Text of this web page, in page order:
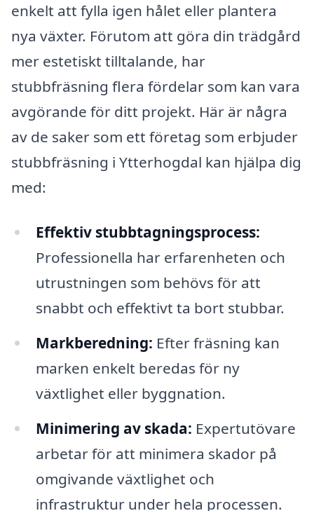
enkelt att fylla igen hålet eller plantera
nya växter. Förutom att göra din trädgård
mer estetiskt tilltalande, har
stubbfräsning flera fördelar som kan vara
avgörande för ditt projekt. Här är några
av de saker som ett företag som erbjuder
stubbfräsning i Ytterhogdal kan hjälpa dig
med:
Effektiv stubbtagningsprocess:
Professionella har erfarenheten och
utrustningen som behövs för att
snabbt och effektivt ta bort stubbar.
Markberedning: Efter fräsning kan
marken enkelt beredas för ny
växtlighet eller byggnation.
Minimering av skada: Expertutövare
arbetar för att minimera skador på
omgivande växtlighet och
infrastruktur under hela processen.